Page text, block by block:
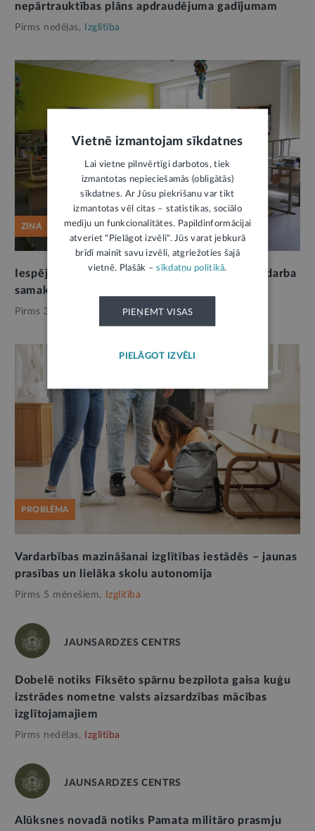
nepārtrauktības plāns apdraudējuma gadījumam
Pirms nedēļas, Izglītība
ZIŅA
Iespēja izteikt viedokli par plānoto pedagogu darba
samaksas un darba slodzes regulējumu
Pirms 3 nedēļām, Izglītība
PROBLĒMA
Vardarbības mazināšanai izglītības iestādēs – jaunas
prasības un lielāka skolu autonomija
Pirms 5 mēnešiem, Izglītība
JAUNSARDZES CENTRS
Dobelē notiks Fiksēto spārnu bezpilota gaisa kuģu
izstrādes nometne valsts aizsardzības mācības
izglītojamajiem
Pirms nedēļas, Izglītība
JAUNSARDZES CENTRS
Alūksnes novadā notiks Pamata militāro prasmju
Vietnē izmantojam sīkdatnes
Lai vietne pilnvērtīgi darbotos, tiek
izmantotas nepieciešamās (obligātās)
sīkdatnes. Ar Jūsu piekrišanu var tikt
izmantotas vēl citas – statistikas, sociālo
mediju un funkcionalitātes. Papildinformācijai
atveriet "Pielāgot izvēli". Jūs varat jebkurā
brīdī mainīt savu izvēli, atgriežoties šajā
vietnē. Plašāk –sīkdatņu politikā.
PIEŅEMT VISAS
PIELĀGOT IZVĒLI